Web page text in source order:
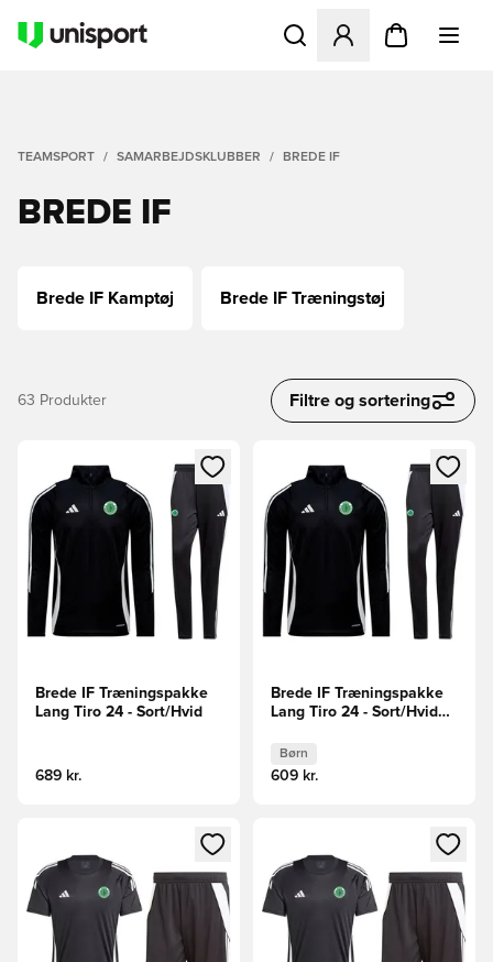
Åbner en Modal til at
TEAMSPORT SAMARBEJDSKLUBBER BREDE IF
BREDE IF
Brede IF Kamptøj Brede IF Træningstøj
63 Produkter Filtre og sortering
Åbner en Modal til at logge ind eller tilmelde dig som
Brede IF Træningspakke
Lang Tiro 24 - Sort/Hvid
689 kr.
Åbner en Modal til at logge
Brede IF Træningspakke
Lang Tiro 24 - Sort/Hvid
Børn
609 kr.
Åbner en Modal til at logge ind eller tilmelde dig som
Åbner en Modal til at logge